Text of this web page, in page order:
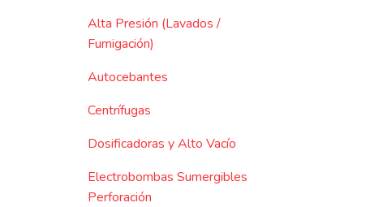
Alta Presión (Lavados /
Fumigación)
Autocebantes
Centrífugas
Dosificadoras y Alto Vacío
Electrobombas Sumergibles
Perforación